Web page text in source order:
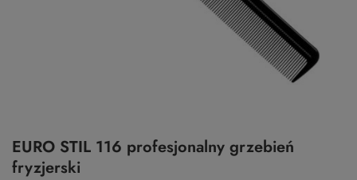
EURO STIL 116 profesjonalny grzebień
fryzjerski